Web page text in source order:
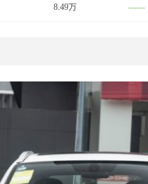
8.49万 ------